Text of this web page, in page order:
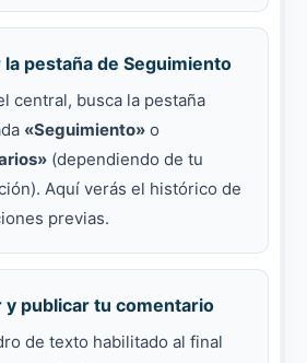
la pestaña de Seguimiento
central, busca la pestaña
«Seguimiento» o
(dependiendo de tu
Aquí verás el histórico de
previas.
y publicar tu comentario
de texto habilitado al final